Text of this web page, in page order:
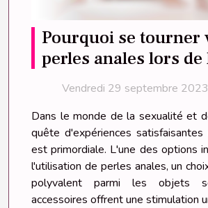
Pourquoi se tourner
perles anales lors de
de votre objet sexuel
Vendredi 29 septembre
Dans le monde de la sexualité et
quête d'expériences
est primordiale. L'une des options
l'utilisation de perles anales, un
polyvalent parmi les objets
accessoires offrent une stimulation